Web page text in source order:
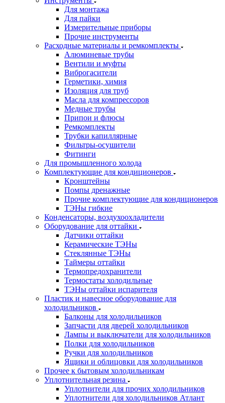
Для монтажа
Для пайки
Измерительные приборы
Прочие инструменты
Расходные материалы и ремкомплекты
Алюминевые трубы
Вентили и муфты
Виброгасители
Герметики, химия
Изоляция для труб
Масла для компрессоров
Медные трубы
Припои и флюсы
Ремкомплекты
Трубки капиллярные
Фильтры-осушители
Фитинги
Для промышленного холода
Комплектующие для кондиционеров
Кронштейны
Помпы дренажные
Прочие комплектующие для кондиционеров
ТЭНы гибкие
Конденсаторы, воздухоохладители
Оборудование для оттайки
Датчики оттайки
Керамические ТЭНы
Стеклянные ТЭНы
Таймеры оттайки
Термопредохранители
Термостаты холодильные
ТЭНы оттайки испарителя
Пластик и навесное оборудование для
холодильников
Балконы для холодильников
Запчасти для дверей холодильников
Лампы и выключатели для холодильников
Полки для холодильников
Ручки для холодильников
Ящики и облицовки для холодильников
Прочее к бытовым холодильникам
Уплотнительная резина
Уплотнители для прочих холодильников
Уплотнители для холодильников Атлант